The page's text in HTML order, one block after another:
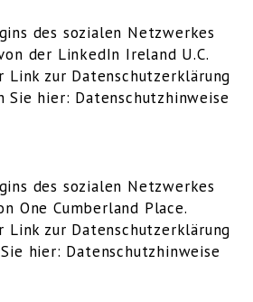
des sozia­len Netz­wer­kes
der Lin­ke­dIn Ire­land U.C.
zur Daten­schutz­er­klä­rung
Sie hier: Daten­schutz­hin­wei­se
des sozia­len Netz­wer­kes
One Cum­ber­land Place.
zur Daten­schutz­er­klä­rung
hier: Daten­schutz­hin­wei­se